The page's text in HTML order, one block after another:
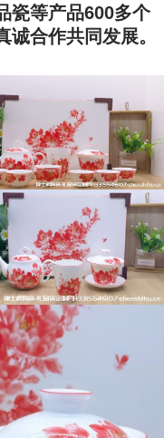
瓷等产品600多个
合作共同发展。